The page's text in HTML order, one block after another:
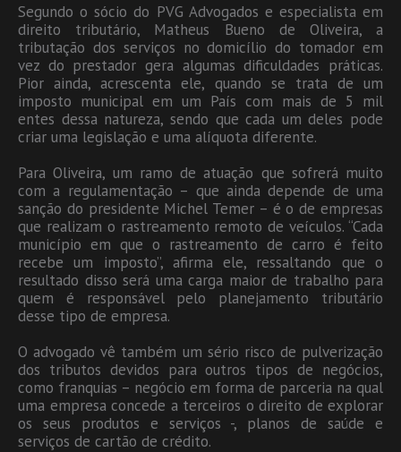
Segundo o sócio do PVG Advogados e especialista em
direito tributário, Matheus Bueno de Oliveira, a
tributação dos serviços no domicílio do tomador em
vez do prestador gera algumas dificuldades práticas.
Pior ainda, acrescenta ele, quando se trata de um
imposto municipal em um País com mais de 5 mil
entes dessa natureza, sendo que cada um deles pode
criar uma legislação e uma alíquota diferente.
Para Oliveira, um ramo de atuação que sofrerá muito
com a regulamentação – que ainda depende de uma
sanção do presidente Michel Temer – é o de empresas
que realizam o rastreamento remoto de veículos. “Cada
município em que o rastreamento de carro é feito
recebe um imposto”, afirma ele, ressaltando que o
resultado disso será uma carga maior de trabalho para
quem é responsável pelo planejamento tributário
desse tipo de empresa.
O advogado vê também um sério risco de pulverização
dos tributos devidos para outros tipos de negócios,
como franquias – negócio em forma de parceria na qual
uma empresa concede a terceiros o direito de explorar
os seus produtos e serviços -, planos de saúde e
serviços de cartão de crédito.